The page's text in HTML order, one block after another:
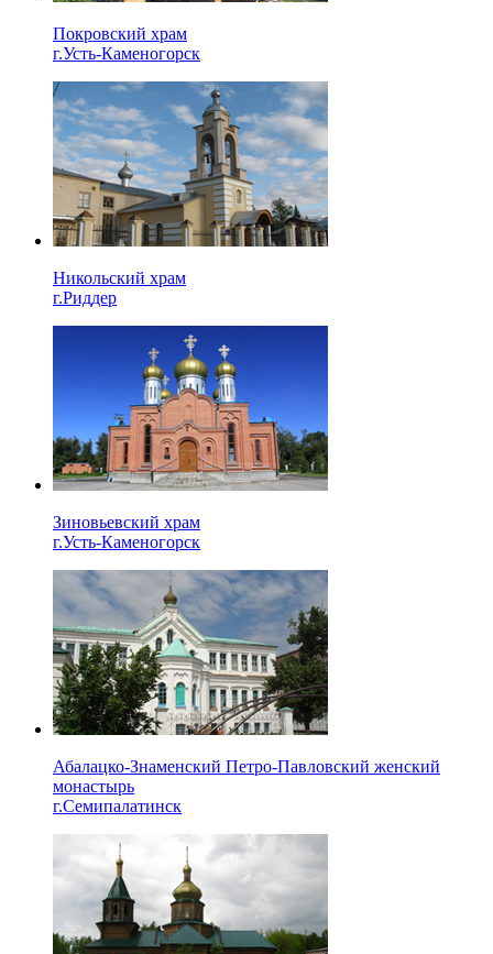
Покровский храм
г.Усть-Каменогорск
Никольский храм
г.Риддер
Зиновьевский храм
г.Усть-Каменогорск
Абалацко-Знаменский Петро-Павловский женский
монастырь
г.Семипалатинск